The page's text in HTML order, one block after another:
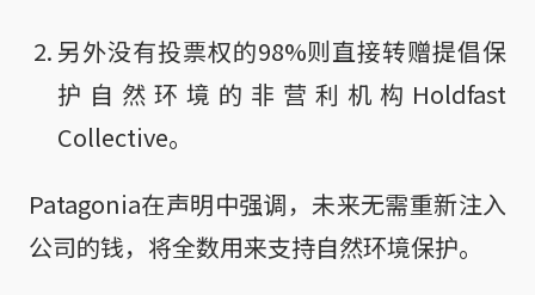
另外没有投票权的98%则直接转赠提倡保
护自然环境的非营利机构Holdfast
Collective。
Patagonia在声明中强调，未来无需重新注入
公司的钱，将全数用来支持自然环境保护。